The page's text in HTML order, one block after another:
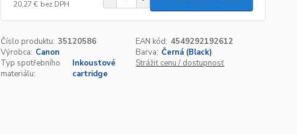
20,27 € bez DPH
Číslo produktu: 35120586 EAN kód: 4549292192612
Výrobca: Canon Barva: Černá (Black)
Typ spotřebního
materiálu:
Inkoustové
cartridge
Strážiť cenu / dostupnosť